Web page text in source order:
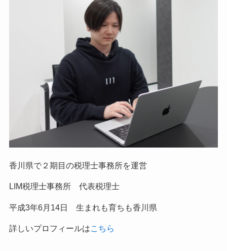
香川県で２期目の税理士事務所を運営
LIM税理士事務所 代表税理士
平成3年6月 14日 生まれも育ちも香川県
詳しいプロフィールはこちら